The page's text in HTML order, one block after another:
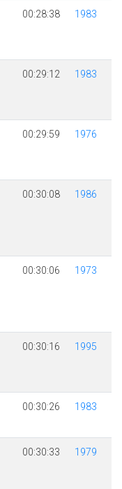
00:28:38 1983
00:29:12 1983
00:29:59 1976
00:30:08 1986
00:30:06 1973
00:30:16 1995
00:30:26 1983
00:30:33 1979